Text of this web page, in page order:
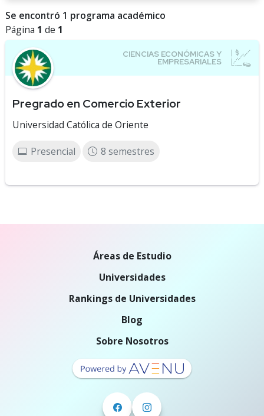
Se encontró 1 programa académico
Página 1 de 1
Pregrado en Comercio Exterior
Universidad Católica de Oriente
Presencial 8 semestres
Áreas de Estudio
Universidades
Rankings de Universidades
Blog
Sobre Nosotros